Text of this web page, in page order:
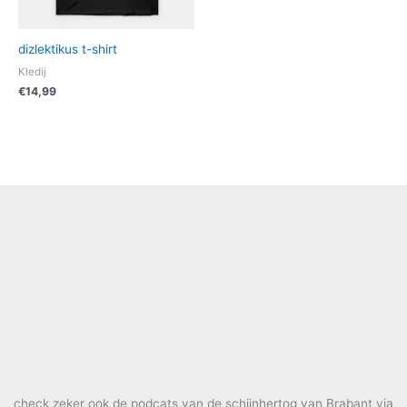
dizlektikus t-shirt
Kledij
€14,99
check zeker ook de podcats van de schijnhertog van Brabant via